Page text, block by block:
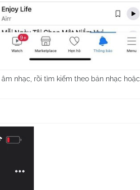
nhạc, rồi tìm kiếm theo bản nhạc hoặc